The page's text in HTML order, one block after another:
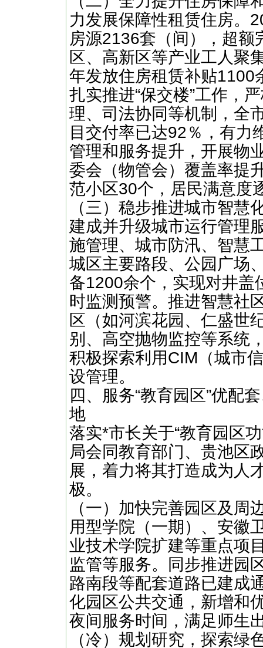
力发展保障性租赁住房。
房源2136套（间），超额
区、高新区等产业工人聚
年发放住房租赁补贴1100
扎实推进“保交楼”工作，
理、司法协同等机制，全
目交付率已达92％，有力
管理和服务提升，开展物
委会（物管会）覆盖率提
范小区30个，居民满意度
（三）稳步推进城市智慧
建成并升级城市运行管理
施管理、城市防汛、智慧
城区主要路段、公园广场
备1200余个，实现对井盖
时监测预警。推进智慧社
区（如河滨花园、仁盛世
别、高空抛物监控等系统
积极探索利用CIM（城市
设管理。
四、服务“教育园区”优配
地
落实*市长关于“教育园区
局会同教育部门、贵池区
展，着力将其打造成为人
极。
（一）加快完善园区及周
用型学院（一期）、安徽
业技术学院扩建等重点项
监管等服务。同步推进园
路南段等配套道路已建成
化园区公共交通，新增和
夜间服务时间，满足师生
（冷）规划研究，探索绿